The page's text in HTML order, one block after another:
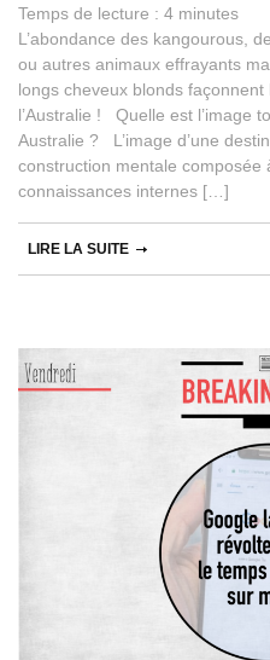
Temps de lecture : 4 minutes
L’abondance des kangourous,
ou autres animaux effrayants
longs cheveux blonds façonnent
l’Australie ! Quelle est l’image
Australie ? L’image d’une
construction mentale composée
connaissances internes […]
LIRE LA SUITE